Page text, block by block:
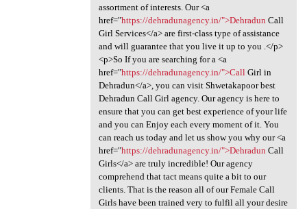
assortment of interests. Our <a
href="https://dehradunagency.in/">Dehradun Call
Girl Services</a> are first-class type of assistance
and will guarantee that you live it up to you .</p>
<p>So If you are searching for a <a
href="https://dehradunagency.in/">Call Girl in
Dehradun</a>, you can visit Shwetakapoor best
Dehradun Call Girl agency. Our agency is here to
ensure that you can get best experience of your life
and you can Enjoy each every moment of it. You
can reach us today and let us show you why our <a
href="https://dehradunagency.in/">Dehradun Call
Girls</a> are truly incredible! Our agency
comprehend that tact means quite a bit to our
clients. That is the reason all of our Female Call
Girls have been trained very to fulfil all your desire